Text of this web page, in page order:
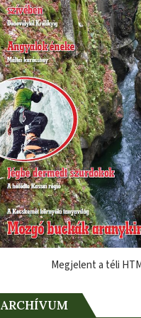
Megjelent a téli
ARCHÍVUM